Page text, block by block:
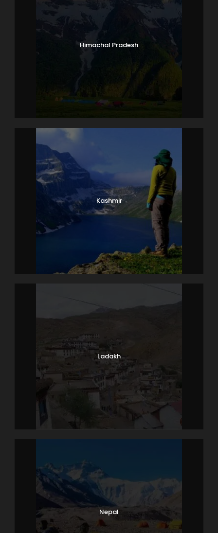
Himachal Pradesh
Kashmir
Ladakh
Nepal